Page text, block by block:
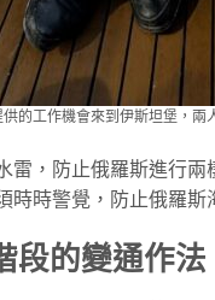
的工作機會來到伊斯坦堡，兩
雷，防止俄羅斯進行
時警覺，防止俄羅斯
段的變通作法